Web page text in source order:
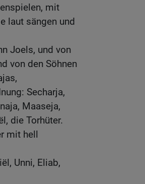
mit
laut sängen und
Joels, und von
von den Söhnen
Secharja,
Maaseja,
die Torhüter.
mit hell
Unni, Eliab,